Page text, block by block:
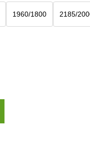
1960/1800 2185/